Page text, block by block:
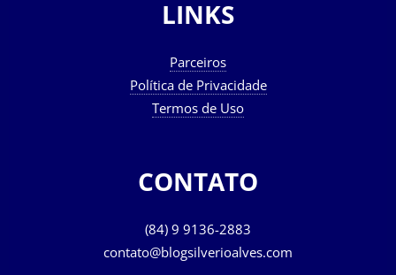
LINKS
Parceiros
Política de Privacidade
Termos de Uso
CONTATO
(84) 9 9136-2883
contato@blogsilverioalves.com